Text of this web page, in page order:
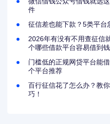
件
征信差也能下款？5类平台
2026年有没有不用查征信
个哪些借款平台容易借到
门槛低的正规网贷平台能
个平台推荐
百行征信花了怎么办？教
巧！